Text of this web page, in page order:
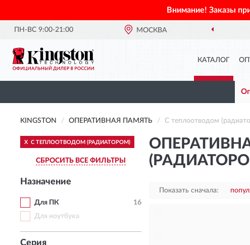
Внимание! Заказы
ПН-ВС 9:00-21:00 МОСКВА
КАТАЛОГ
KINGSTON ОПЕРАТИВНАЯ ПАМЯТЬ С теплоотводом
X С ТЕПЛООТВОДОМ (РАДИАТОРОМ)
СБРОСИТЬ ВСЕ ФИЛЬТРЫ
Назначение
Для ПК
16
Для ноутбука
Серия
Показать сначала: